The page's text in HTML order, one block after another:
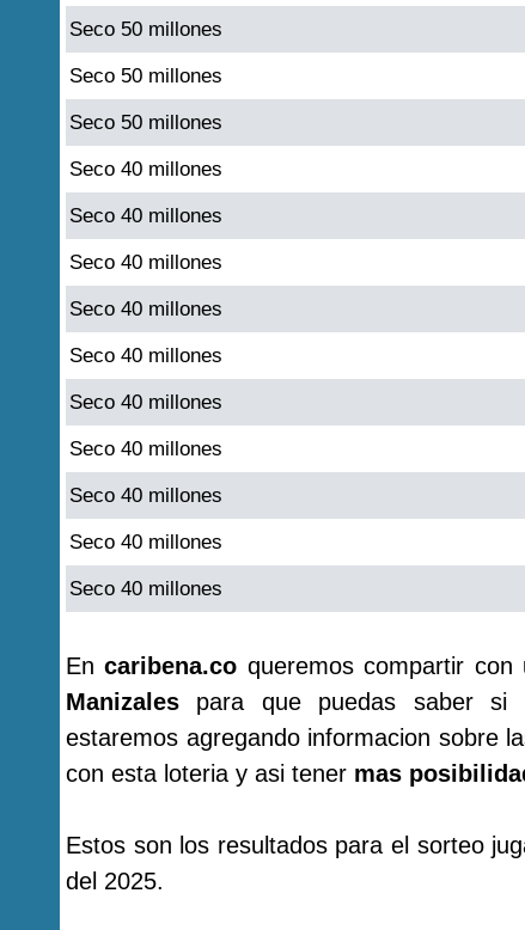
Seco 50 millones
Seco 50 millones
Seco 50 millones
Seco 40 millones
Seco 40 millones
Seco 40 millones
Seco 40 millones
Seco 40 millones
Seco 40 millones
Seco 40 millones
Seco 40 millones
Seco 40 millones
Seco 40 millones
Encaribena.co queremos compartir con
Manizales para que puedas saber si
estaremos agregando informacion sobre
con esta loteria y asi tener mas
Estos son los resultados para el sorteo
del 2025.